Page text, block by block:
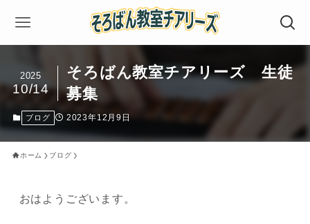
そろばん教室チアリーズ 生徒
募集
2025
10/14
ブログ 2023年12月9日
ホーム ブログ
おはようございます。